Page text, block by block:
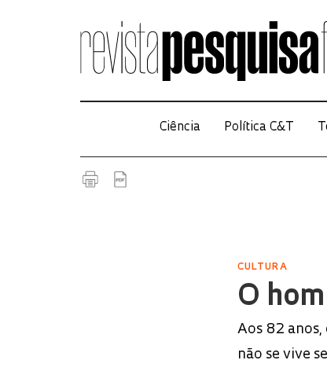
Ciência Política C&T
CULTURA
O
Aos 82
não se vive